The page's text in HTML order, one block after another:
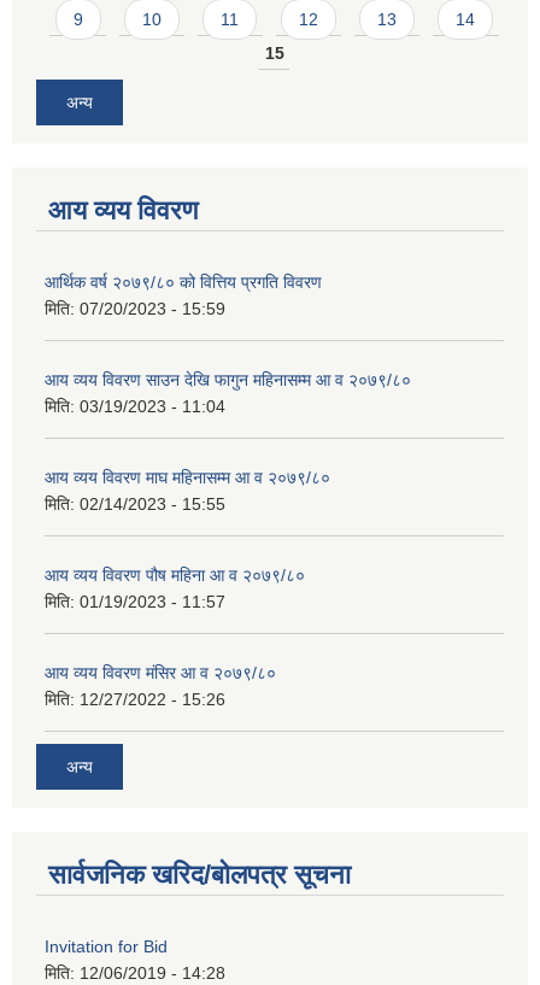
9 10 11 12 13
14
15
अन्य
आय व्यय विवरण
आर्थिक वर्ष २०७९/८० को वित्तिय प्रगति विवरण
मिति: 07/20/2023 - 15:59
आय व्यय विवरण साउन देखि फागुन महिनासम्म आ व २०७९/८०
मिति: 03/19/2023 - 11:04
आय व्यय विवरण माघ महिनासम्म आ व २०७९/८०
मिति: 02/14/2023 - 15:55
आय व्यय विवरण पौष महिना आ व २०७९/८०
मिति: 01/19/2023 - 11:57
आय व्यय विवरण मंसिर आ व २०७९/८०
मिति: 12/27/2022 - 15:26
अन्य
सार्वजनिक खरिद/बोलपत्र सूचना
Invitation for Bid
मिति: 12/06/2019 - 14:28